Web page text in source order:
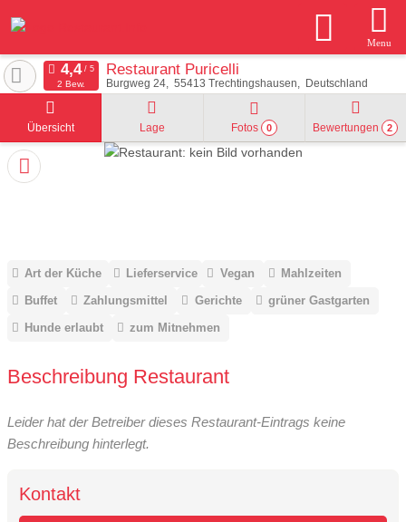
Menu
Restaurant Puricelli
Burgweg 24 55413 Trechtingshausen Deutschland
2 Bew.
Übersicht Lage Fotos 0 Bewertungen 2
Art der Küche Lieferservice Vegan
Mahlzeiten
Buffet
Zahlungsmittel Gerichte
grüner Gastgarten
Hunde erlaubt
zum Mitnehmen
Beschreibung Restaurant
Leider hat der Betreiber dieses Restaurant-Eintrags keine
Beschreibung hinterlegt.
Kontakt